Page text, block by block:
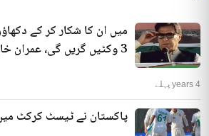
میں ان کا شکار کر کے
3 وکٹیں گریں گی، عمران خان
4 years پہلے
پاکستان نے ٹیسٹ کرکٹ